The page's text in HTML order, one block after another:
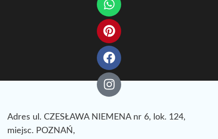
Adres ul. CZESŁAWA NIEMENA nr 6, lok. 124,
miejsc. POZNAŃ,